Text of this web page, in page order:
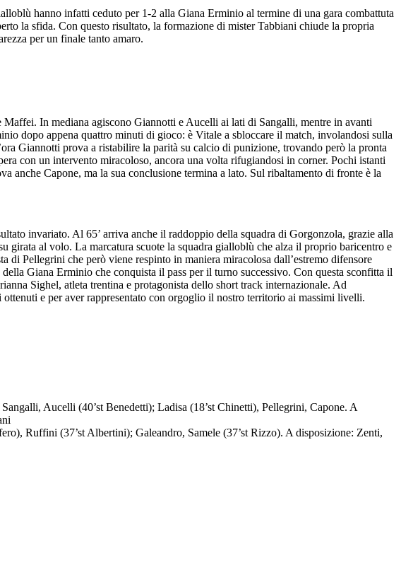
hanno infatti ceduto per 1-2 alla Giana Erminio al termine di una gara combattuta
la sfida. Con questo risultato, la formazione di mister Tabbiani chiude la propria
per un finale tanto amaro.
In mediana agiscono Giannotti e Aucelli ai lati di Sangalli, mentre in avanti
dopo appena quattro minuti di gioco: è Vitale a sbloccare il match, involandosi sulla
Giannotti prova a ristabilire la parità su calcio di punizione, trovando però la pronta
con un intervento miracoloso, ancora una volta rifugiandosi in corner. Pochi istanti
anche Capone, ma la sua conclusione termina a lato. Sul ribaltamento di fronte è la
invariato. Al 65’ arriva anche il raddoppio della squadra di Gorgonzola, grazie alla
girata al volo. La marcatura scuote la squadra gialloblù che alza il proprio baricentro e
di Pellegrini che però viene respinto in maniera miracolosa dall’estremo difensore
Giana Erminio che conquista il pass per il turno successivo. Con questa sconfitta il
Sighel, atleta trentina e protagonista dello short track internazionale. Ad
e per aver rappresentato con orgoglio il nostro territorio ai massimi livelli.
Aucelli (40’st Benedetti); Ladisa (18’st Chinetti), Pellegrini, Capone. A
Ruffini (37’st Albertini); Galeandro, Samele (37’st Rizzo). A disposizione: Zenti,